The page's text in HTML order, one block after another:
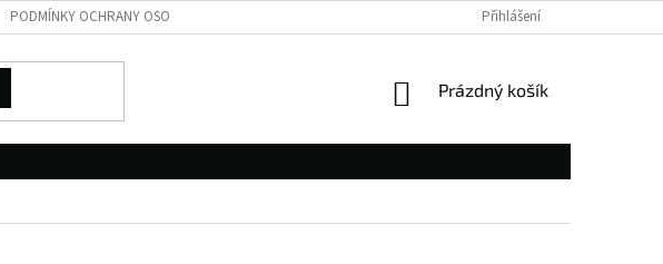
PODMÍNKY OCHRANY OSOBNÍCH ÚDAJŮ Přihlášení
NÁKUPNÍ
Prázdný košík